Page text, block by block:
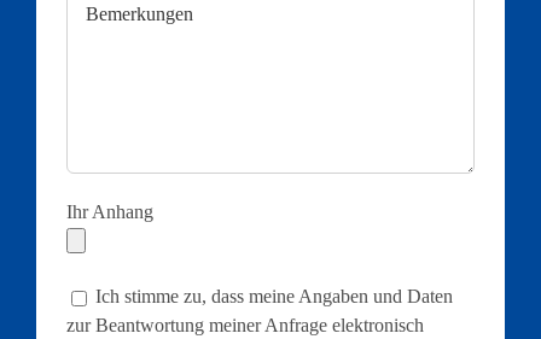
Ihr Anhang
Ich stimme zu, dass meine Angaben und Daten
zur Beantwortung meiner Anfrage elektronisch